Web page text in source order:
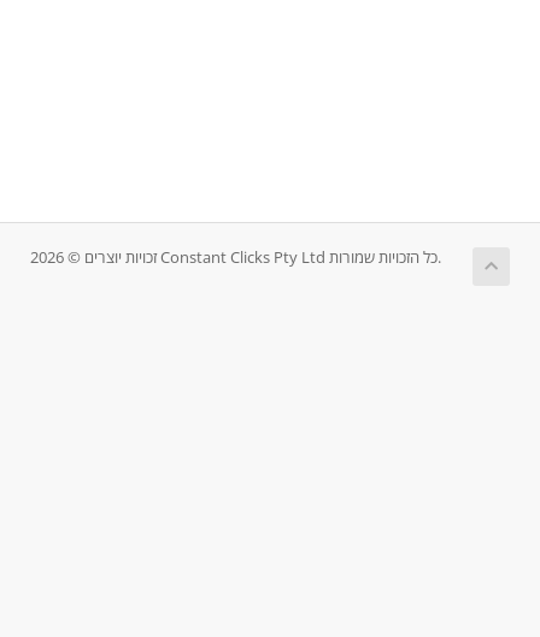
זכויות יוצרים © 2026 Constant Clicks Pty Ltd כל הזכויות שמורות.